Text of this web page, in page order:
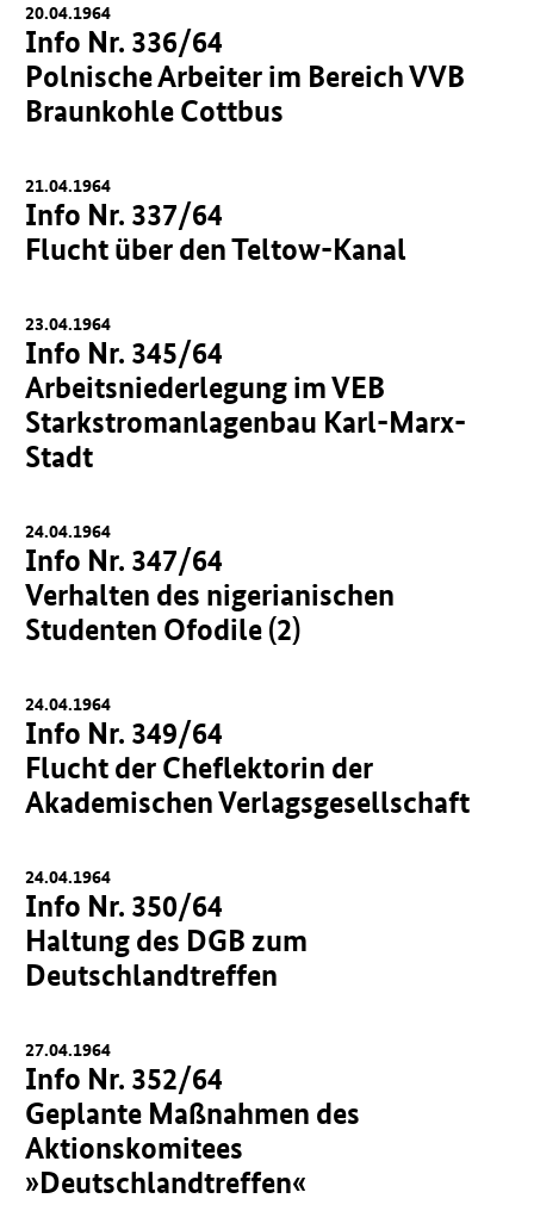
20.04.1964
Info Nr. 336/64
Polnische Arbeiter im Bereich VVB
Braunkohle Cottbus
21.04.1964
Info Nr. 337/64
Flucht über den Teltow-Kanal
23.04.1964
Info Nr. 345/64
Arbeitsniederlegung im VEB
Starkstromanlagenbau Karl-Marx-
Stadt
24.04.1964
Info Nr. 347/64
Verhalten des nigerianischen
Studenten Ofodile (2)
24.04.1964
Info Nr. 349/64
Flucht der Cheflektorin der
Akademischen Verlagsgesellschaft
24.04.1964
Info Nr. 350/64
Haltung des DGB zum
Deutschlandtreffen
27.04.1964
Info Nr. 352/64
Geplante Maßnahmen des
Aktionskomitees
»Deutschlandtreffen«